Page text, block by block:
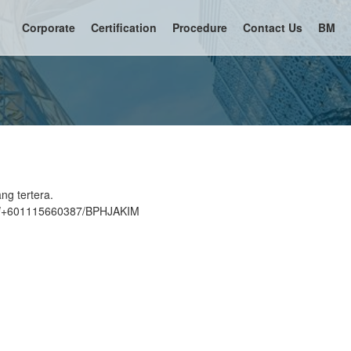
Corporate Certification Procedure Contact Us BM
tertera.
BPHJAKIM